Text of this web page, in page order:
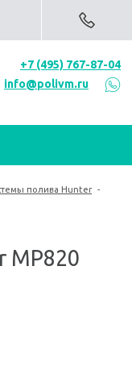
+7 (495) 767-87-04
info@polivm.ru
полива Hunter -
MP820